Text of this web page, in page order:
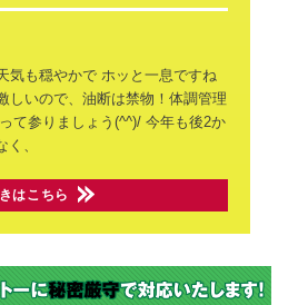
気も穏やかでホッと一息ですね
しいので、油断は禁物！体調管理
て参りましょう(^^)/ 今年も後2か
、
はこちら